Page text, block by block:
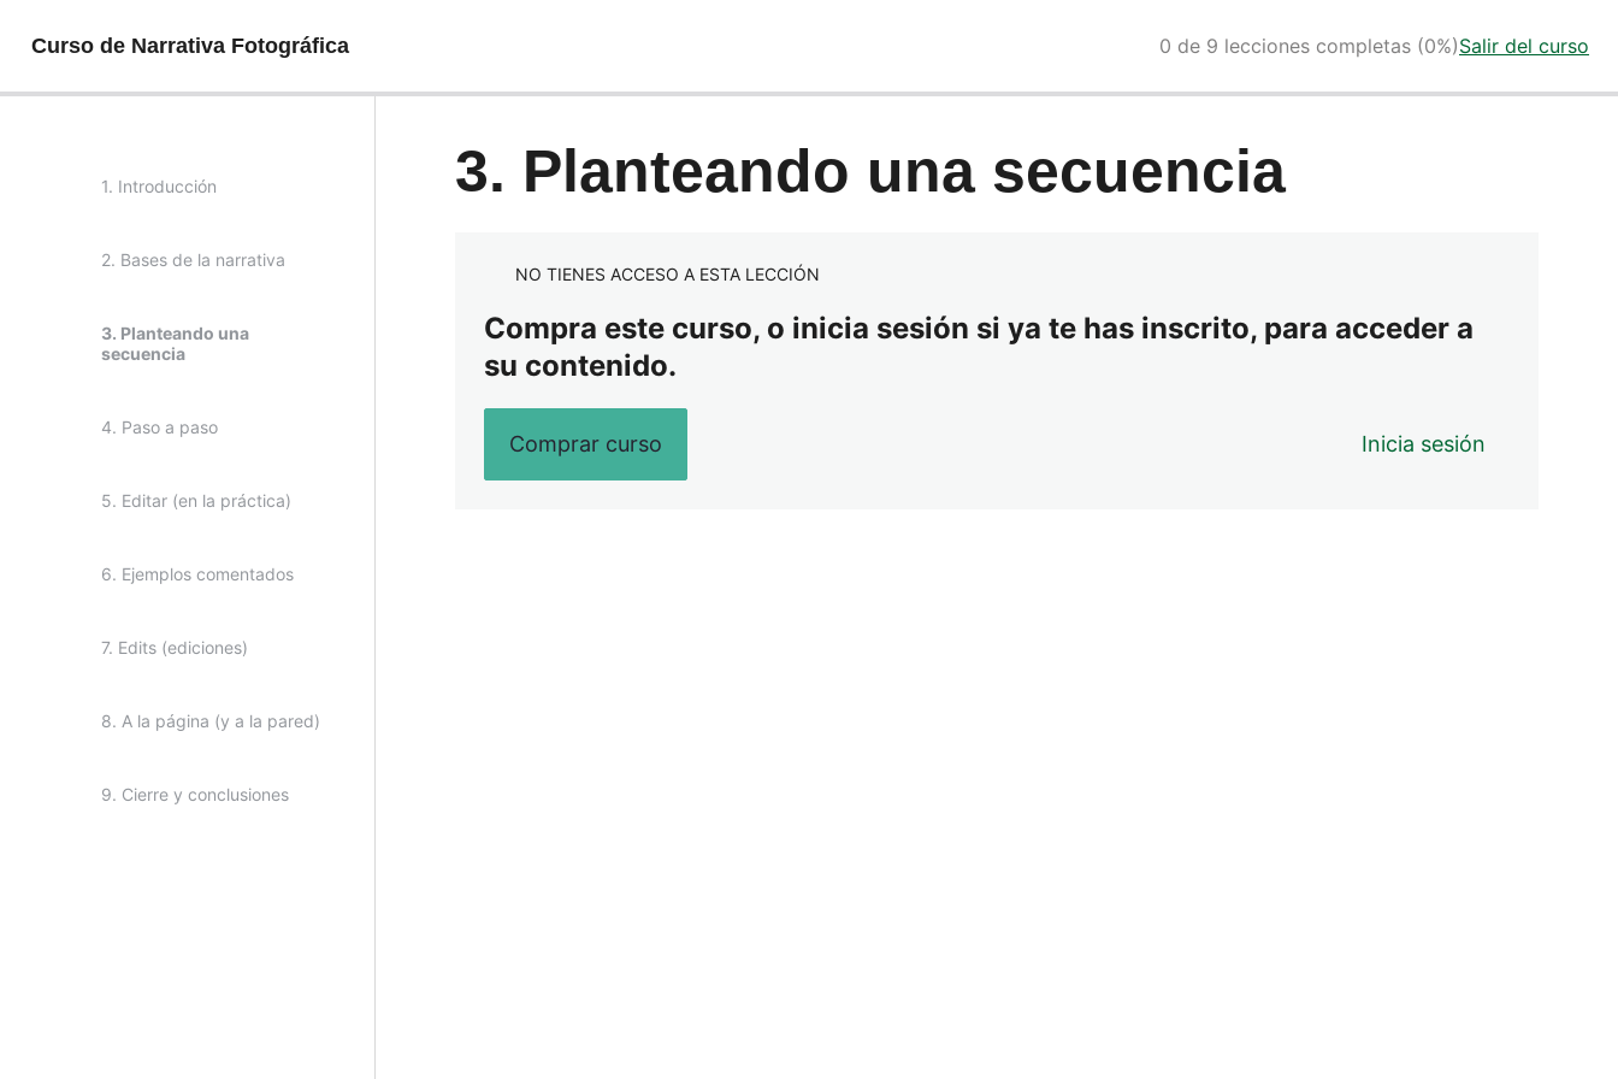
Curso de Narrativa Fotográfica 0 de 9 lecciones completas (0%)Salir del curso
1. Introducción
2. Bases de la narrativa
3. Planteando una
secuencia
4. Paso a paso
5. Editar (en la práctica)
6. Ejemplos comentados
7. Edits (ediciones)
8. A la página (y a la pared)
9. Cierre y conclusiones
3. Planteando una secuencia
NO TIENES ACCESO A ESTA LECCIÓN
Compra este curso, o inicia sesión si ya te has inscrito, para acceder a
su contenido.
Comprar curso Inicia sesión